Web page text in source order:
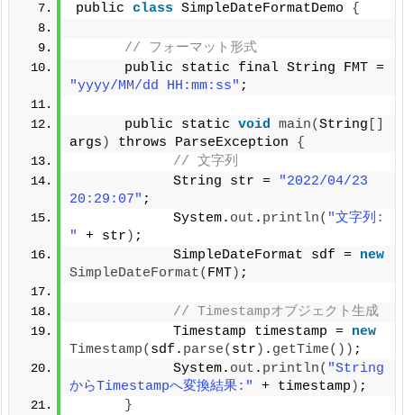
public class SimpleDateFormatDemo {
// フォーマット形式
"yyyy/MM/dd HH:mm:ss" ;
      public static
void main(String
args ) throws ParseException {
// 文字列
            String str =
"2022/04/23
20:29:07" ;
            System.
out . println( "文字列:
"
+ str ) ;
            SimpleDateFormat sdf =
new
SimpleDateFormat( FMT) ;
// Timestampオブジェクト生成
            Timestamp timestamp =
new
Timestamp( sdf. parse( str ) . getTime()) ;
            System.
out . println( "String
からTimestampへ変換結果:"
+ timestamp ) ;
}